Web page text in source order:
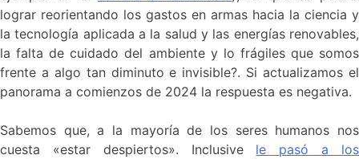
lograr reorientando los gastos en armas hacia la ciencia y
la tecnología aplicada a la salud y las energías renovables,
la falta de cuidado del ambiente y lo frágiles que somos
frente a algo tan diminuto e invisible?. Si actualizamos el
panorama a comienzos de 2024 la respuesta es negativa.
Sabemos que, a la mayoría de los seres humanos nos
cuesta «estar despiertos». Inclusive le pasó a los